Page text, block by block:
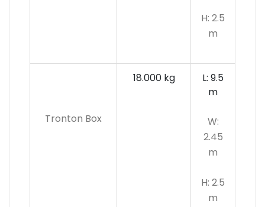
H: 2.5
m
Tronton Box
18.000 kg
L: 9.5
m
W:
2.45
m
H: 2.5
m